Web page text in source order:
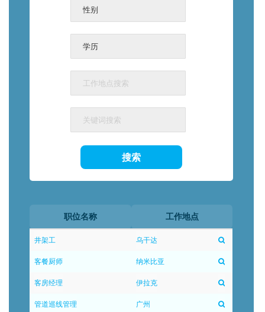
职位名称 工作地点
井架工 乌干达
客餐厨师 纳米比亚
客房经理 伊拉克
管道巡线管理 广州